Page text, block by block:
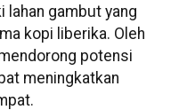
lahan gambut yang
kopi liberika. Oleh
potensi
meningkatkan